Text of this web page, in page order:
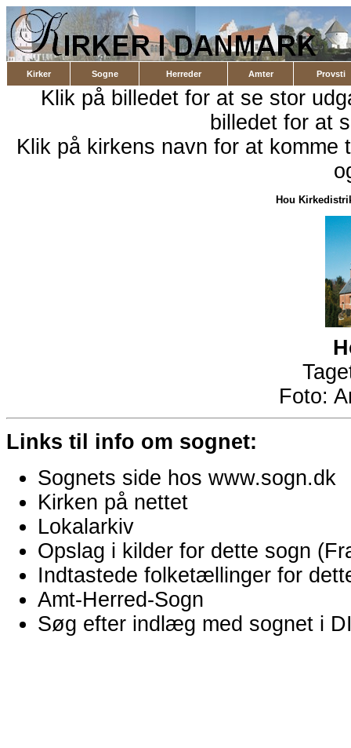
Kirker Sogne Herreder Amter Provsti
Klik på billedet for at se stor
billedet for at
Klik på kirkens navn for at
Hou
Foto:
Links til info om sognet:
Sognets side hos www.sogn.dk
Kirken på nettet
Lokalarkiv
Opslag i kilder for dette sogn
Indtastede folketællinger for
Amt-Herred-Sogn
Søg efter indlæg med sognet i